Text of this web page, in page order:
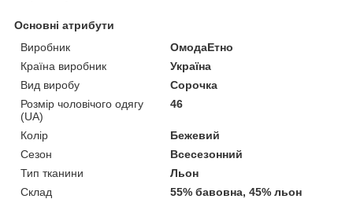
Основні атрибути
Виробник
ОмодаЕтно
Країна виробник
Україна
Вид виробу
Сорочка
Розмір чоловічого одягу
(UA)
46
Колір
Бежевий
Сезон
Всесезонний
Тип тканини
Льон
Склад
55% бавовна, 45% льон